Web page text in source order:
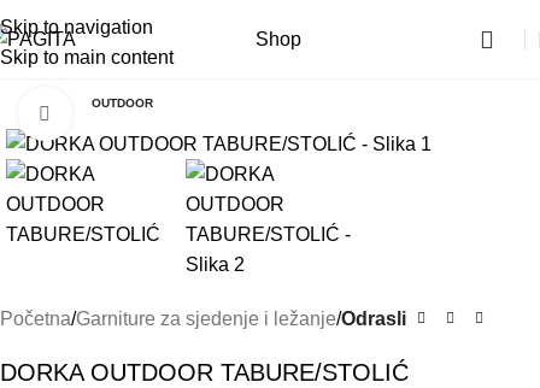
Skip to navigation
Skip to main content
Shop
OUTDOOR
Početna Garniture za sjedenje i ležanje Odrasli
DORKA OUTDOOR TABURE/STOLIĆ